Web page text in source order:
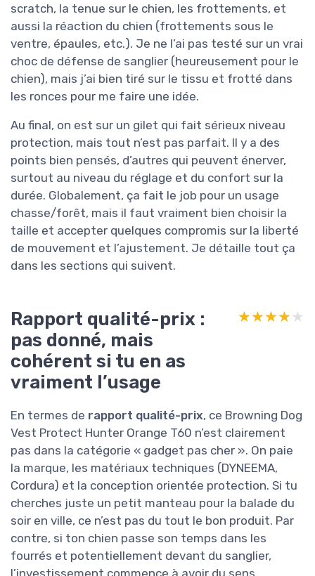
scratch, la tenue sur le chien, les frottements, et
aussi la réaction du chien (frottements sous le
ventre, épaules, etc.). Je ne l’ai pas testé sur un vrai
choc de défense de sanglier (heureusement pour le
chien), mais j’ai bien tiré sur le tissu et frotté dans
les ronces pour me faire une idée.
Au final, on est sur un gilet qui fait sérieux niveau
protection, mais tout n’est pas parfait. Il y a des
points bien pensés, d’autres qui peuvent énerver,
surtout au niveau du réglage et du confort sur la
durée. Globalement, ça fait le job pour un usage
chasse/forêt, mais il faut vraiment bien choisir la
taille et accepter quelques compromis sur la liberté
de mouvement et l’ajustement. Je détaille tout ça
dans les sections qui suivent.
Rapport qualité-prix :
pas donné, mais
cohérent si tu en as
vraiment l’usage
★★★★★
★★★★★
En termes de rapport qualité-prix, ce Browning Dog
Vest Protect Hunter Orange T60 n’est clairement
pas dans la catégorie « gadget pas cher ». On paie
la marque, les matériaux techniques (DYNEEMA,
Cordura) et la conception orientée protection. Si tu
cherches juste un petit manteau pour la balade du
soir en ville, ce n’est pas du tout le bon produit. Par
contre, si ton chien passe son temps dans les
fourrés et potentiellement devant du sanglier,
l’investissement commence à avoir du sens.